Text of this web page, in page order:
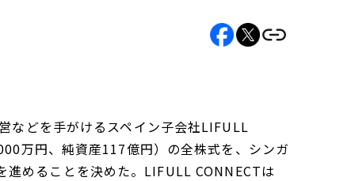
などを手がけるスペイン子会社LIFULL
万円、純資産117億円）の全株式を、シンガ
めることを決めた。LIFULL CONNECTは